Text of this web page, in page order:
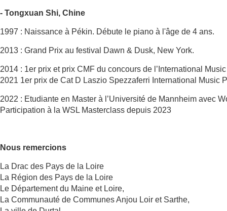
- Tongxuan Shi, Chine
1997 : Naissance à Pékin. Débute le piano à l'âge de 4 ans.
2013 : Grand Prix au festival Dawn & Dusk, New York.
2014 : 1er prix et prix CMF du concours de l’International
2021 1er prix de Cat D Laszio Spezzaferri International Music
2022 : Etudiante en Master à l’Université de Mannheim avec
Participation à la WSL Masterclass depuis 2023
Nous remercions
La Drac des Pays de la Loire
La Région des Pays de la Loire
Le Département du Maine et Loire,
La Communauté de Communes Anjou Loir et Sarthe,